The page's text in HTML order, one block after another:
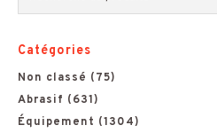
c
e
Catégories
Non classé (75)
Abrasif (631)
Équipement (1304)